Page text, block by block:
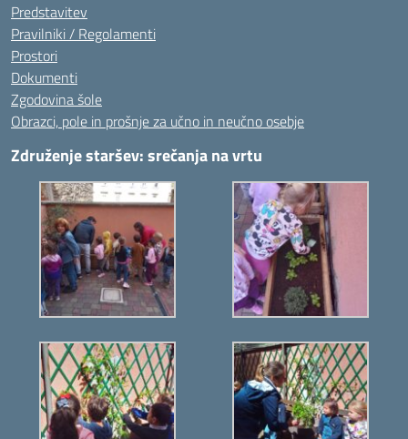
Predstavitev
Pravilniki / Regolamenti
Prostori
Dokumenti
Zgodovina šole
Obrazci, pole in prošnje za učno in neučno osebje
Združenje staršev: srečanja na vrtu